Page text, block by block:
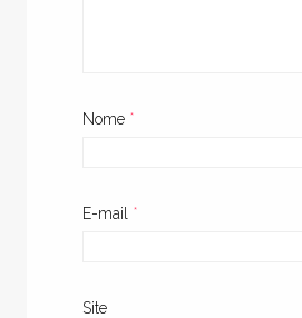
Nome *
E-mail *
Site